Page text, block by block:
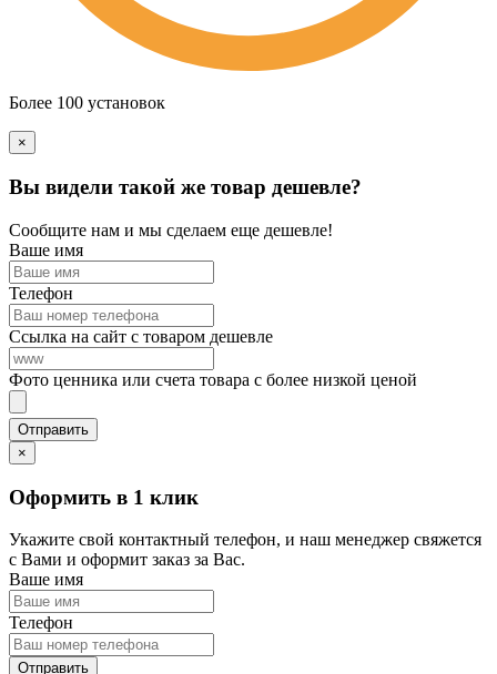
Более 100 установок
×
Вы видели такой же товар дешевле?
Сообщите нам и мы сделаем еще дешевле!
Ваше имя
Телефон
Ссылка на сайт с товаром дешевле
Фото ценника или счета товара с более низкой ценой
×
Оформить в 1 клик
Укажите свой контактный телефон, и наш менеджер свяжется
с Вами и оформит заказ за Вас.
Ваше имя
Телефон